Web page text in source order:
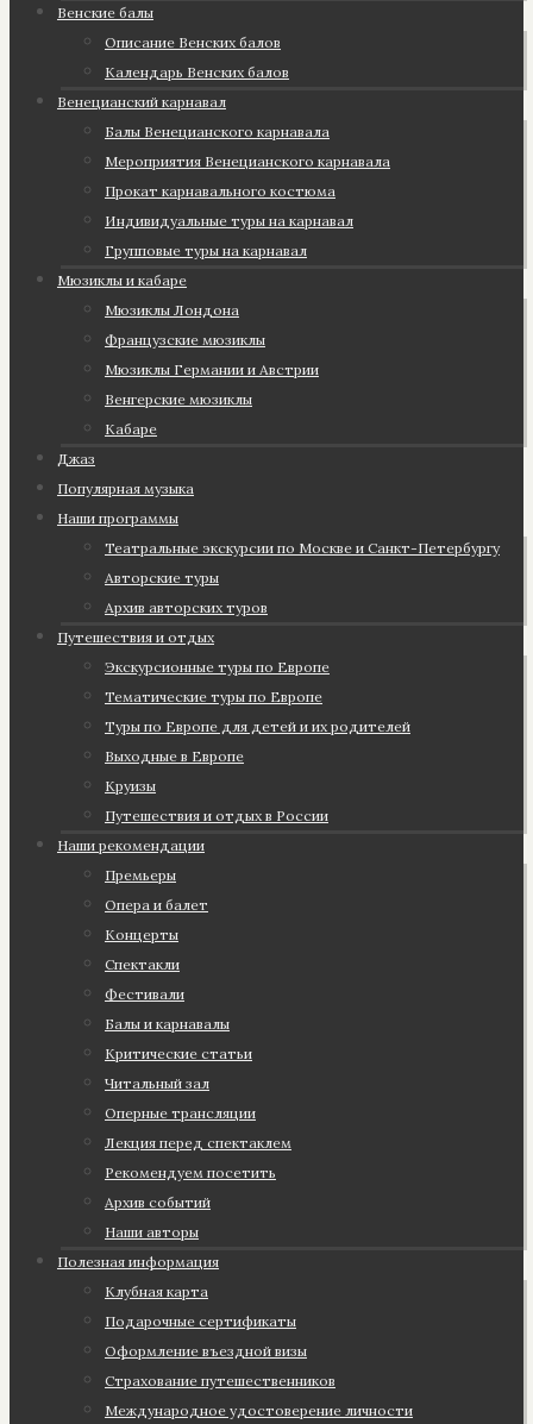
Венские балы
Описание Венских балов
Календарь Венских балов
Венецианский карнавал
Балы Венецианского карнавала
Мероприятия Венецианского карнавала
Прокат карнавального костюма
Индивидуальные туры на карнавал
Групповые туры на карнавал
Мюзиклы и кабаре
Мюзиклы Лондона
Французские мюзиклы
Мюзиклы Германии и Австрии
Венгерские мюзиклы
Кабаре
Джаз
Популярная музыка
Наши программы
Театральные экскурсии по Москве и Санкт-Петербургу
Авторские туры
Архив авторских туров
Путешествия и отдых
Экскурсионные туры по Европе
Тематические туры по Европе
Туры по Европе для детей и их родителей
Выходные в Европе
Круизы
Путешествия и отдых в России
Наши рекомендации
Премьеры
Опера и балет
Концерты
Спектакли
Фестивали
Балы и карнавалы
Критические статьи
Читальный зал
Оперные трансляции
Лекция перед спектаклем
Рекомендуем посетить
Архив событий
Наши авторы
Полезная информация
Клубная карта
Подарочные сертификаты
Оформление въездной визы
Страхование путешественников
Международное удостоверение личности